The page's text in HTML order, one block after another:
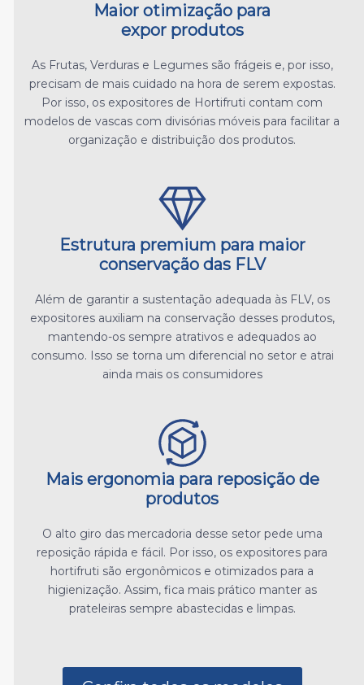
Maior otimização para
expor produtos
As Frutas, Verduras e Legumes são frágeis e, por isso,
precisam de mais cuidado na hora de serem expostas.
Por isso, os expositores de Hortifruti contam com
modelos de vascas com divisórias móveis para facilitar a
organização e distribuição dos produtos.
Estrutura premium para maior
conservação das FLV
Além de garantir a sustentação adequada às FLV, os
expositores auxiliam na conservação desses produtos,
mantendo-os sempre atrativos e adequados ao
consumo. Isso se torna um diferencial no setor e atrai
ainda mais os consumidores
Mais ergonomia para reposição de
produtos
O alto giro das mercadoria desse setor pede uma
reposição rápida e fácil. Por isso, os expositores para
hortifruti são ergonômicos e otimizados para a
higienização. Assim, fica mais prático manter as
prateleiras sempre abastecidas e limpas.